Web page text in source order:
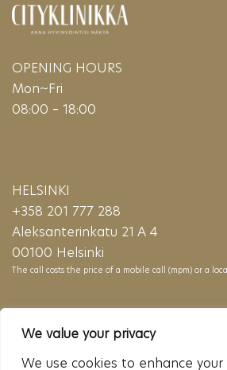
We value your privacy
We use cookies to enhance
OPENING HOURS
Mon~Fri
08:00 – 18:00
HELSINKI
+358 201 777 288
Aleksanterinkatu 21 A 4
00100 Helsinki
The call costs the price of a mobile call (mpm) or a
+358 201 777 288
Vapaudenkatu 8 A 7